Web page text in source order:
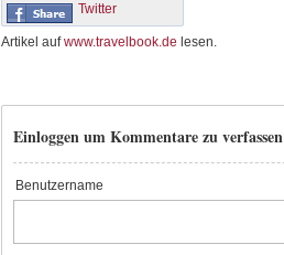
Twitter
Artikel aufwww.travelbook.de lesen.
Einloggen um Kommentare zu verfassen
Benutzername